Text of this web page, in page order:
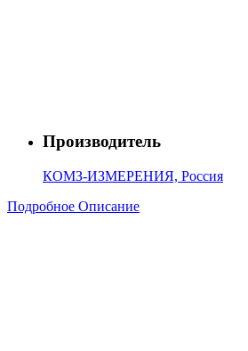
Производитель
КОМЗ-ИЗМЕРЕНИЯ, Россия
Подробное Описание